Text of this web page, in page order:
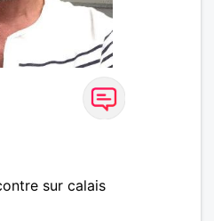
sur calais